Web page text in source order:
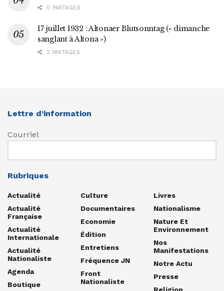
0 PARTAGES
17 juillet 1932 : Altonaer Blutsonntag (« dimanche
sanglant à Altona »)
2 PARTAGES
Lettre d’information
Courriel
Rubriques
Actualité
Actualité
Française
Actualité
Internationale
Actualité
Nationaliste
Agenda
Boutique
Culture
Documentaires
Economie
Édition
Entretiens
Fréquence JN
Front
Nationaliste
Livres
Nationalisme
Nature Et
Environnement
Nos
Manifestations
Notre Actu
Presse